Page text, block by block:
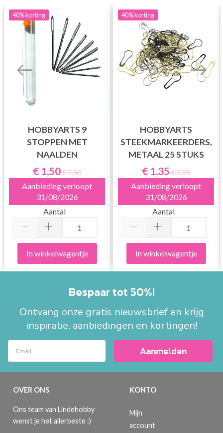
40%korting
HOBBYARTS 9
STOPPEN MET
NAALDEN
€ 1,50€ 2,50
Aanbieding verloopt
31/08/2026
Aantal
In winkelwagentje
40%korting
HOBBYARTS
STEEKMARKEERDERS,
METAAL 25 STUKS
€ 1,35 € 2,25
Aanbieding verloopt
31/08/2026
Aantal
In winkelwagentje
Bespaar tot 50%!
Ontvang onze gratis nieuwsbrief en krijg
inspiratie, aanbiedingen en kortingen!
Aanmelden
OVER ONS
Ons team van Lindehobby
wenst je het allerbeste :)
KONTO
Mijn
account